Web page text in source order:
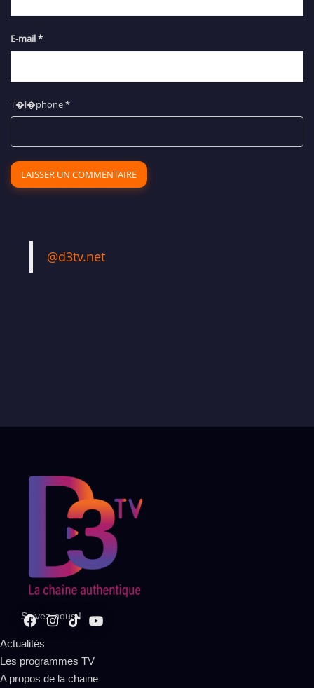
E-mail*
T�l�phone*
@d3tv.net
Suivez-nous !
Actualités
Les programmes TV
A propos de la chaine